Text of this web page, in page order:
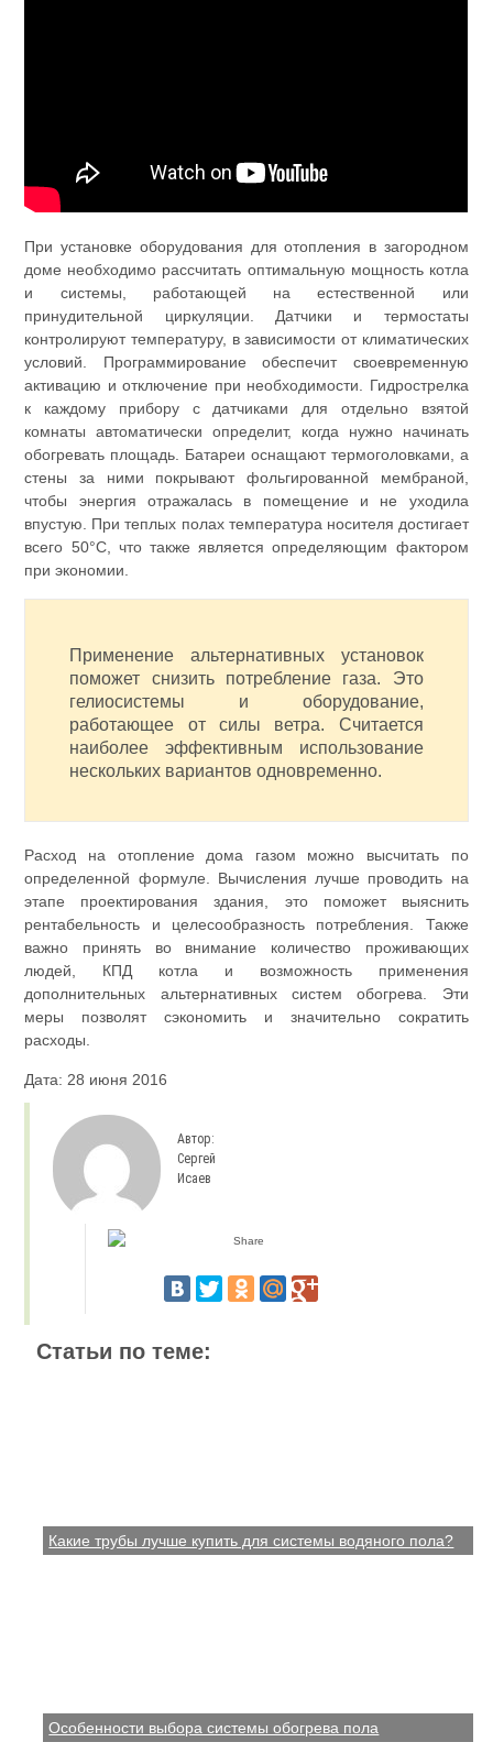
При установке оборудования для отопления в загородном
доме необходимо рассчитать оптимальную мощность котла
и системы, работающей на естественной или
принудительной циркуляции. Датчики и термостаты
контролируют температуру, в зависимости от климатических
условий. Программирование обеспечит своевременную
активацию и отключение при необходимости. Гидрострелка
к каждому прибору с датчиками для отдельно взятой
комнаты автоматически определит, когда нужно начинать
обогревать площадь. Батареи оснащают термоголовками, а
стены за ними покрывают фольгированной мембраной,
чтобы энергия отражалась в помещение и не уходила
впустую. При теплых полах температура носителя достигает
всего 50°C, что также является определяющим фактором
при экономии.
Применение альтернативных установок
поможет снизить потребление газа. Это
гелиосистемы и оборудование,
работающее от силы ветра. Считается
наиболее эффективным использование
нескольких вариантов одновременно.
Расход на отопление дома газом можно высчитать по
определенной формуле. Вычисления лучше проводить на
этапе проектирования здания, это поможет выяснить
рентабельность и целесообразность потребления. Также
важно принять во внимание количество проживающих
людей, КПД котла и возможность применения
дополнительных альтернативных систем обогрева. Эти
меры позволят сэкономить и значительно сократить
расходы.
Дата: 28 июня 2016
Автор:
Сергей
Исаев
Статьи по теме:
Какие трубы лучше купить для системы водяного пола?
Особенности выбора системы обогрева пола